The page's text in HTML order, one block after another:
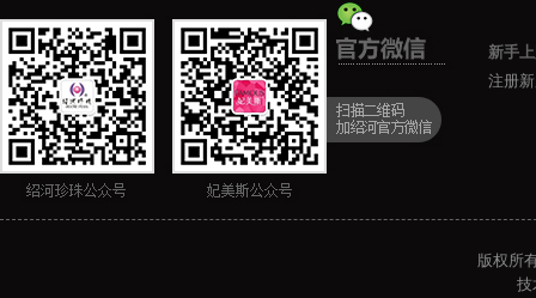
新手
注册
版权所
技